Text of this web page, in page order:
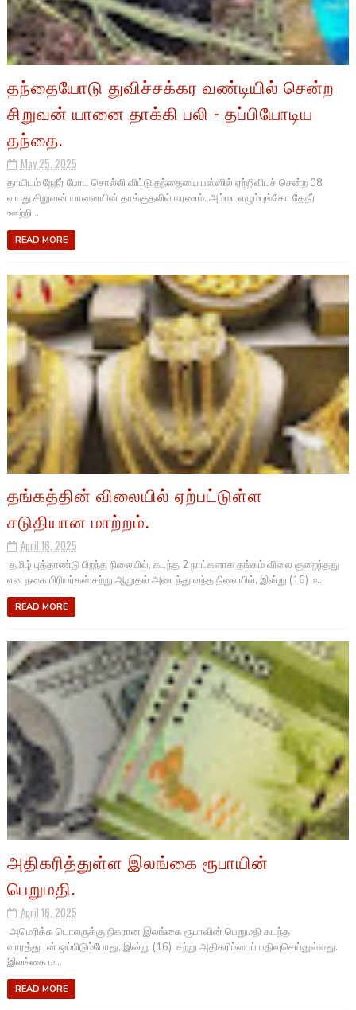
தந்தையோடு துவிச்சக்கர வண்டியில் சென்ற
சிறுவன் யானை தாக்கி பலி - தப்பியோடிய
தந்தை.
May 25, 2025
தாயிடம் நேநீர் போட சொல்லி விட்டு தந்தையை பஸ்ஸில் ஏற்றிவிடச் சென்ற 08
வயது சிறுவன் யானையின் தாக்குதலில் மரணம். அம்மா எழும்புங்கோ தேநீர்
ஊற்றி...
READ MORE
தங்கத்தின் விலையில் ஏற்பட்டுள்ள
சடுதியான மாற்றம்.
April 16, 2025
தமிழ் புத்தாண்டு பிறந்த நிலையில், கடந்த 2 நாட்களாக தங்கம் விலை குறைந்தது
என நகை பிரியர்கள் சற்று ஆறுதல் அடைந்து வந்த நிலையில், இன்று (16) ம...
READ MORE
அதிகரித்துள்ள இலங்கை ரூபாயின்
பெறுமதி.
April 16, 2025
அமெரிக்க டொலருக்கு நிகரான இலங்கை ரூபாவின் பெறுமதி கடந்த
வாரத்துடன் ஒப்பிடும்போது, இன்று (16) சற்று அதிகரிப்பைப் பதிவுசெய்துள்ளது.
இலங்கை ம...
READ MORE